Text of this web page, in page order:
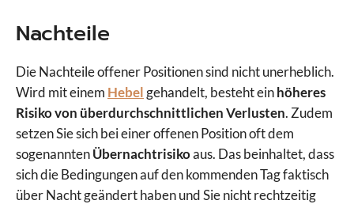
Nachteile
Die Nachteile offener Positionen sind nicht unerheblich.
Wird mit einem Hebel gehandelt, besteht einhöheres
Risiko von überdurchschnittlichen Verlusten. Zudem
setzen Sie sich bei einer offenen Position oft dem
sogenanntenÜbernachtrisikoaus. Das beinhaltet, dass
sich die Bedingungen auf den kommenden Tag faktisch
über Nacht geändert haben und Sie nicht rechtzeitig